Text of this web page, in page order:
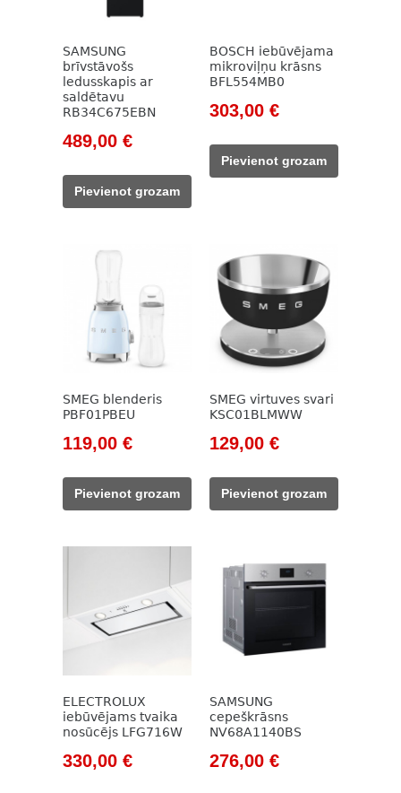
SAMSUNG
brīvstāvošs
ledusskapis ar
saldētavu
RB34C675EBN
Original
was:
689,00 €.
489,00 €Current
489,00 €.
Pievienot grozam
BOSCH iebūvējama
mikroviļņu krāsns
BFL554MB0
Original
was:
390,00 €.
303,00 €Current
303,00 €.
Pievienot grozam
SMEG blenderis
PBF01PBEU
Original
was:
138,00 €.
119,00 €Current
119,00 €.
Pievienot grozam
SMEG virtuves svari
KSC01BLMWW
Original
was:
148,00 €.
129,00 €Current
129,00 €.
Pievienot grozam
ELECTROLUX
iebūvējams tvaika
nosūcējs LFG716W
Original
330,00 €Current
SAMSUNG
cepeškrāsns
NV68A1140BS
Original
276,00 €Current